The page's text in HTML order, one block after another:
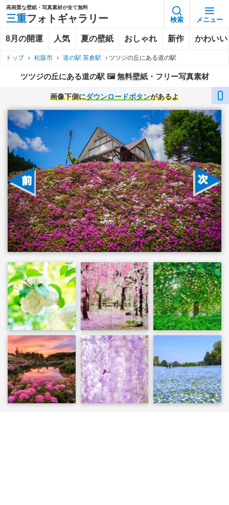
高画質な壁紙・写真素材が全て無料
三重フォトギャラリー 検索 メニュー
8月の開運 人気 夏の壁紙 おしゃれ 新作 かわいい
トップ › 松阪市 › 道の駅 茶倉駅 › ツツジの丘にある道の駅
ツツジの丘にある道の駅 🖼️ 無料壁紙・フリー写真素材
画像下側にダウンロードボタンがあるよ